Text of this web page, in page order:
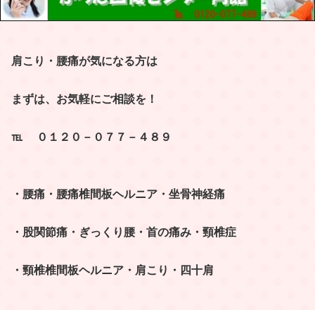
肩こり・腰痛が気になる方は
まずは、お気軽にご相談を！
℡ ０１２０－０７７－４８９
・腰痛・腰痛椎間板ヘルニア・坐骨神経痛
・股関節痛・ぎっくり腰・首の痛み・頸椎症
・頸椎椎間板ヘルニア・肩こり・四十肩